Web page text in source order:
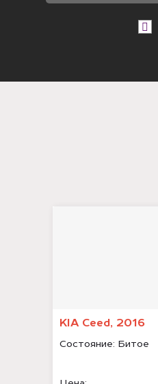
KIA Ceed, 2016
Состояние: Битое